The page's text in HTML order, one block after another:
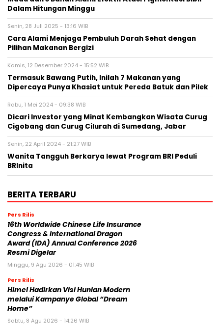
Dalam Hitungan Minggu
Senin, 28 Juli 2025 - 13:16 WIB
Cara Alami Menjaga Pembuluh Darah Sehat dengan
Pilihan Makanan Bergizi
Kamis, 12 Desember 2024 - 15:52 WIB
Termasuk Bawang Putih, Inilah 7 Makanan yang
Dipercaya Punya Khasiat untuk Pereda Batuk dan Pilek
Rabu, 1 Mei 2024 - 09:38 WIB
Dicari Investor yang Minat Kembangkan Wisata Curug
Cigobang dan Curug Cilurah di Sumedang, Jabar
Senin, 22 April 2024 - 21:27 WIB
Wanita Tangguh Berkarya lewat Program BRI Peduli
BRInita
BERITA TERBARU
Pers Rilis
16th Worldwide Chinese Life Insurance
Congress & International Dragon
Award (IDA) Annual Conference 2026
Resmi Digelar
Minggu, 9 Agu 2026 - 01:45 WIB
Pers Rilis
Himel Hadirkan Visi Hunian Modern
melalui Kampanye Global “Dream
Home”
Sabtu, 8 Agu 2026 - 14:26 WIB